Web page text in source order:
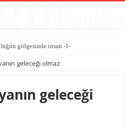
gölgesinde insan -1-
iyiliktir / İyilik Medeniyeti -10-
geleceği olmaz
geleceği